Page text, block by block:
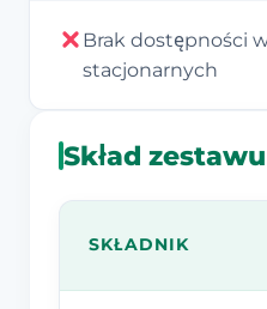
Brak dostępności
stacjonarnych
Skład
SKŁADNIK